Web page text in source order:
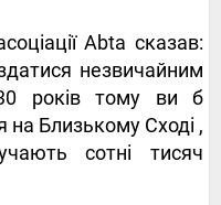
Abta сказав:
незвичайним
років тому ви б
на Близькому Сході ,
сотні тисяч